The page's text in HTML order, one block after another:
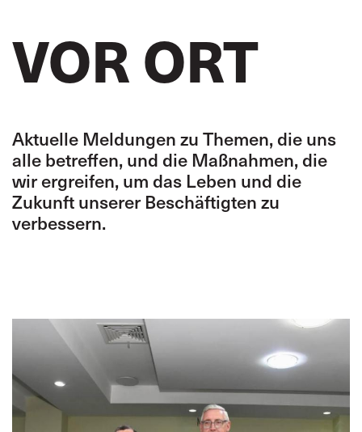
VOR ORT
Aktuelle Meldungen zu Themen, die uns
alle betreffen, und die Maßnahmen, die
wir ergreifen, um das Leben und die
Zukunft unserer Beschäftigten zu
verbessern.